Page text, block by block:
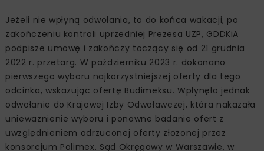
Jeżeli nie wpłyną odwołania, to do końca wakacji, po
zakończeniu kontroli uprzedniej Prezesa UZP, GDDKiA
podpisze umowę i zakończy toczący się od 21 grudnia
2022 r. przetarg. W październiku 2023 r. dokonano
pierwszego wyboru najkorzystniejszej oferty dla tego
odcinka, wskazując ofertę Budimeksu. Wpłynęło jednak
odwołanie do Krajowej Izby Odwoławczej, która nakazała
unieważnienie wyboru i ponowne badanie ofert z
uwzględnieniem odrzuconej oferty złożonej przez
konsorcjum Polimex. Sąd Okręgowy w Warszawie, w